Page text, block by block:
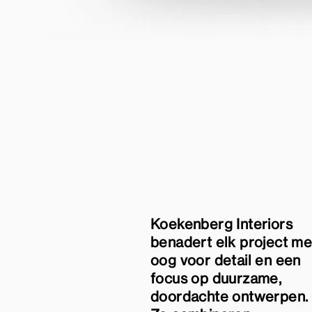
Koekenberg Interiors
benadert elk project
oog voor detail en een
focus op duurzame,
doordachte ontwerpen.